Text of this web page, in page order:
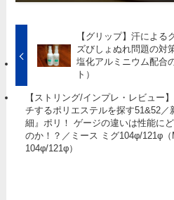
【グリップ】汗による
ズびしょぬれ問題の対
塩化アルミニウム配合
ト）
【ストリング/インプレ・レビュー
チするポリエステルを探す51&52／
細』ポリ！ ゲージの違いは性能に
のか！？／ミース ミグ104φ/121φ
104φ/121φ）